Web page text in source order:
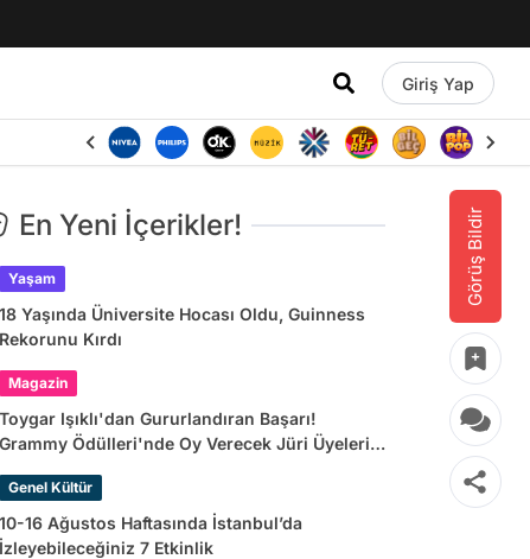
Giriş Yap
Görüş Bildir
En Yeni İçerikler!
Yaşam
18 Yaşında Üniversite Hocası Oldu, Guinness
Rekorunu Kırdı
Magazin
Toygar Işıklı'dan Gururlandıran Başarı!
Grammy Ödülleri'nde Oy Verecek Jüri Üyeleri
Genel Kültür
10-16 Ağustos Haftasında İstanbul’da
İzleyebileceğiniz 7 Etkinlik